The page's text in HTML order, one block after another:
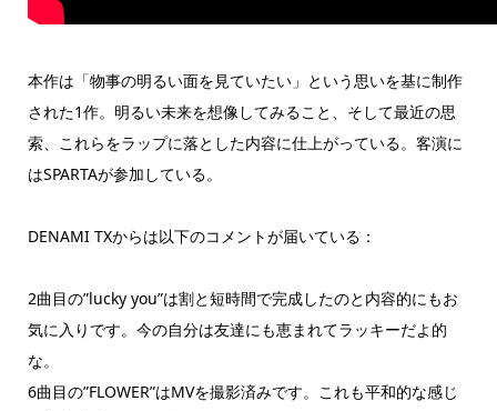
本作は「物事の明るい面を見ていたい」という思いを基に制作
された1作。明るい未来を想像してみること、そして最近の思
索、これらをラップに落とした内容に仕上がっている。客演に
はSPARTAが参加している。
DENAMI TXからは以下のコメントが届いている：
2曲目の”lucky you”は割と短時間で完成したのと内容的にもお
気に入りです。今の自分は友達にも恵まれてラッキーだよ的
な。
6曲目の”FLOWER”はMVを撮影済みです。これも平和的な感じ